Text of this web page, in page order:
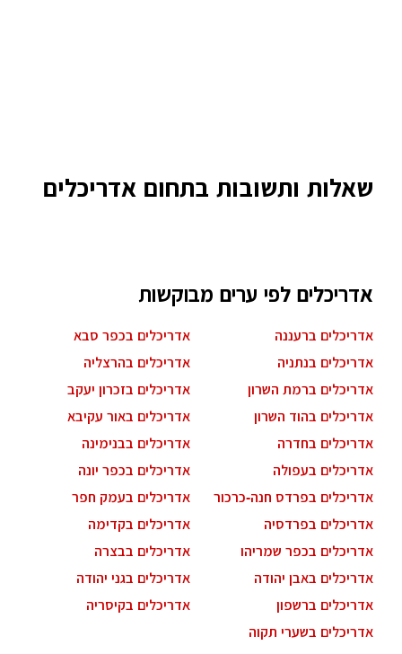
שאלות ותשובות בתחום אדריכלים
אדריכלים לפי ערים מבוקשות
אדריכלים ברעננה
אדריכלים בכפר סבא
אדריכלים בנתניה
אדריכלים בהרצליה
אדריכלים ברמת השרון
אדריכלים בזכרון יעקב
אדריכלים בהוד השרון
אדריכלים באור עקיבא
אדריכלים בחדרה
אדריכלים בבנימינה
אדריכלים בעפולה
אדריכלים בכפר יונה
אדריכלים בפרדס חנה-כרכור
אדריכלים בעמק חפר
אדריכלים בפרדסיה
אדריכלים בקדימה
אדריכלים בכפר שמריהו
אדריכלים בבצרה
אדריכלים באבן יהודה
אדריכלים בגני יהודה
אדריכלים ברשפון
אדריכלים בקיסריה
אדריכלים בשערי תקוה